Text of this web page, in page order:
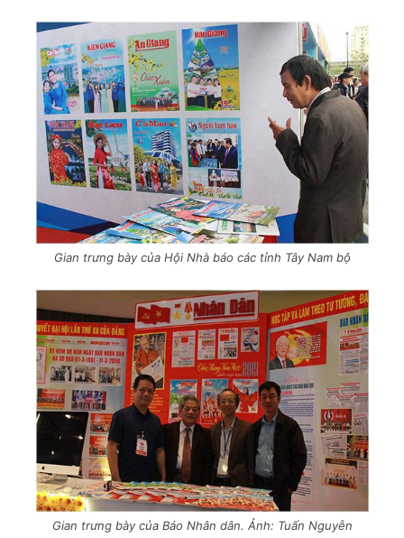
Gian trưng bày của Hội Nhà báo các tỉnh Tây Nam bộ
Gian trưng bày của Báo Nhân dân. Ảnh: Tuấn Nguyễn